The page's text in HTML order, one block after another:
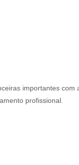
importantes com
profissional.